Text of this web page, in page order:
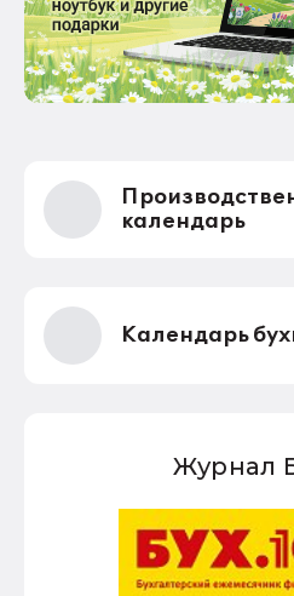
календарь
Календарь
Журнал